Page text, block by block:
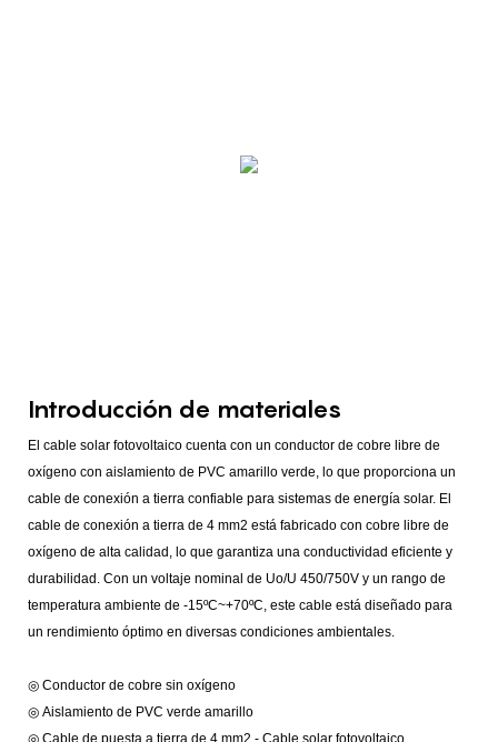
Introducción de materiales
El cable solar fotovoltaico cuenta con un conductor de cobre libre de
oxígeno con aislamiento de PVC amarillo verde, lo que proporciona un
cable de conexión a tierra confiable para sistemas de energía solar. El
cable de conexión a tierra de 4 mm2 está fabricado con cobre libre de
oxígeno de alta calidad, lo que garantiza una conductividad eficiente y
durabilidad. Con un voltaje nominal de Uo/U 450/750V y un rango de
temperatura ambiente de -15ºC~+70ºC, este cable está diseñado para
un rendimiento óptimo en diversas condiciones ambientales.
◎ Conductor de cobre sin oxígeno
◎ Aislamiento de PVC verde amarillo
◎ Cable de puesta a tierra de 4 mm2 - Cable solar fotovoltaico